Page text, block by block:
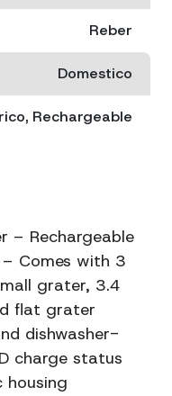
Reber
Domestico
Rechargeable
– Rechargeable
Comes with 3
grater, 3.4
flat grater
dishwasher-
charge status
housing